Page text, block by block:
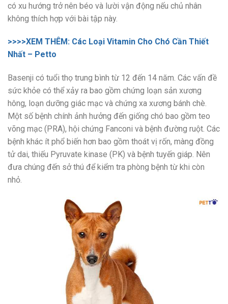
có xu hướng trở nên béo và lười vận động nếu chủ nhân
không thích hợp với bài tập này.
>>>>XEM THÊM: Các Loại Vitamin Cho Chó Cần Thiết
Nhất – Petto
Basenji có tuổi thọ trung bình từ 12 đến 14 năm. Các vấn đề
sức khỏe có thể xảy ra bao gồm chứng loạn sản xương
hông, loạn dưỡng giác mạc và chứng xa xương bánh chè.
Một số bệnh chính ảnh hưởng đến giống chó bao gồm teo
võng mạc (PRA), hội chứng Fanconi và bệnh đường ruột. Các
bệnh khác ít phổ biến hơn bao gồm thoát vị rốn, màng đồng
tử dai, thiếu Pyruvate kinase (PK) và bệnh tuyến giáp. Nên
đưa chúng đến sở thú để kiểm tra phòng bệnh từ khi còn
nhỏ.